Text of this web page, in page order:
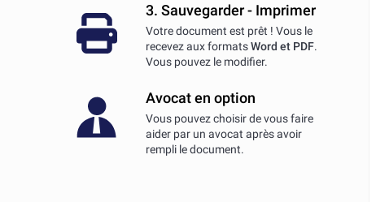
3. Sauvegarder - Imprimer
Votre document est prêt ! Vous le
recevez aux formatsWord et PDF.
Vous pouvez le modifier.
Avocat en option
Vous pouvez choisir de vous faire
aider par un avocat après avoir
rempli le document.